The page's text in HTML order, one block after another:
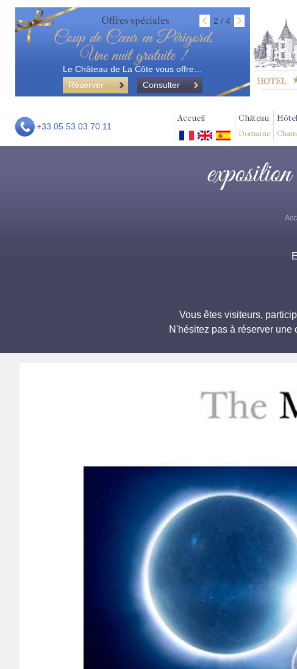
Offres spéciales 2 / 4
Coup de Cœur en Périgord,
Une nuit gratuite !
Le Château de La Côte vous offre…
Réserver
Consulter
+33 05.53.03.70.11
Accueil Château
Domaine
Hôtel
Vous êtes visiteurs,
N'hésitez pas à réserver une